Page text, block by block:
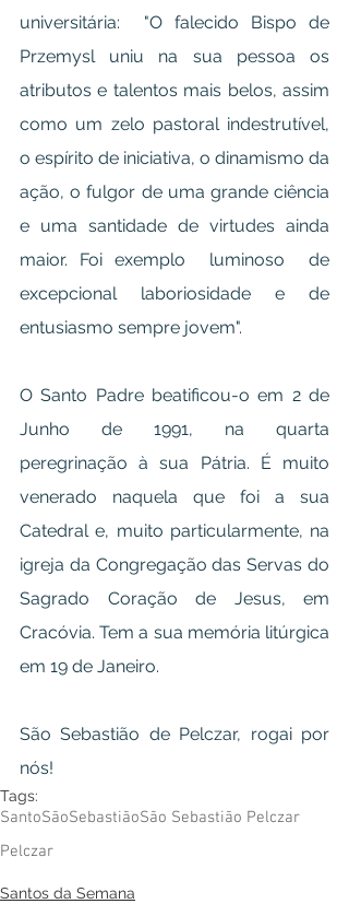
universitária:  "O falecido Bispo de
Przemysl uniu na sua pessoa os
atributos e talentos mais belos, assim
como um zelo pastoral indestrutível,
o espírito de iniciativa, o dinamismo da
ação, o fulgor de uma grande ciência
e uma santidade de virtudes ainda
maior. Foi exemplo  luminoso  de
excepcional  laboriosidade  e  de
entusiasmo sempre jovem".
O Santo Padre beatificou-o em 2 de
Junho de 1991, na quarta
peregrinação à sua Pátria. É muito
venerado naquela que foi a sua
Catedral e, muito particularmente, na
igreja da Congregação das Servas do
Sagrado Coração de Jesus, em
Cracóvia. Tem a sua memória litúrgica
em 19 de Janeiro.
São Sebastião de Pelczar, rogai por
nós!
Tags:
SantoSãoSebastiãoSão Sebastião Pelczar
Pelczar
Santos da Semana